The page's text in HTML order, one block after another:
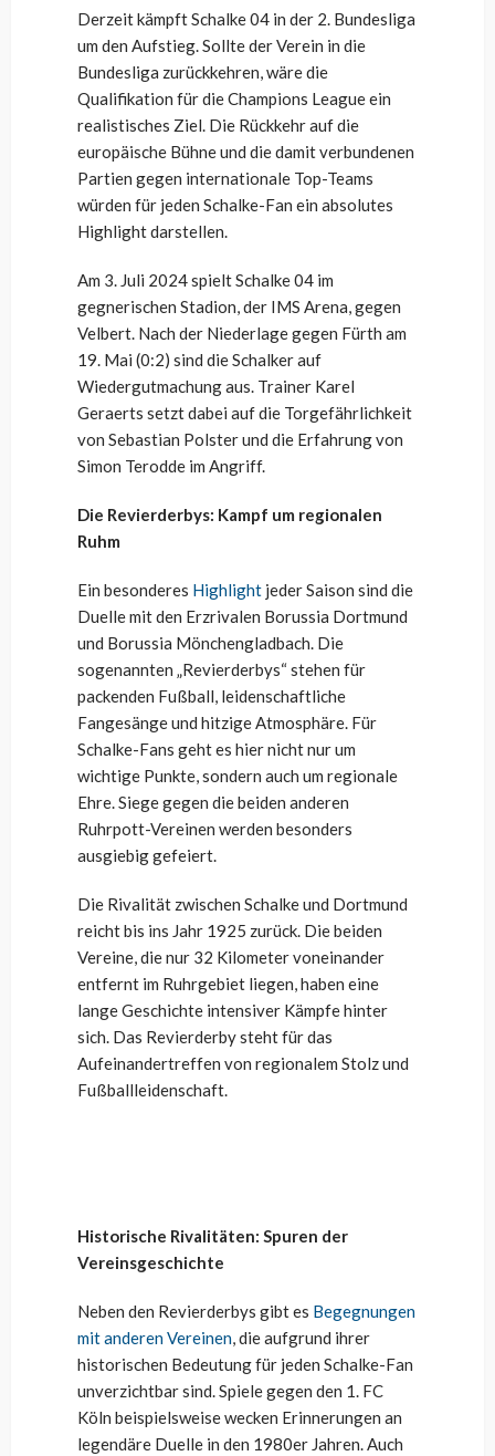
Derzeit kämpft Schalke 04 in der 2. Bundesliga
um den Aufstieg. Sollte der Verein in die
Bundesliga zurückkehren, wäre die
Qualifikation für die Champions League ein
realistisches Ziel. Die Rückkehr auf die
europäische Bühne und die damit verbundenen
Partien gegen internationale Top-Teams
würden für jeden Schalke-Fan ein absolutes
Highlight darstellen.
Am 3. Juli 2024 spielt Schalke 04 im
gegnerischen Stadion, der IMS Arena, gegen
Velbert. Nach der Niederlage gegen Fürth am
19. Mai (0:2) sind die Schalker auf
Wiedergutmachung aus. Trainer Karel
Geraerts setzt dabei auf die Torgefährlichkeit
von Sebastian Polster und die Erfahrung von
Simon Terodde im Angriff.
Die Revierderbys: Kampf um regionalen
Ruhm
Ein besonderes Highlight jeder Saison sind die
Duelle mit den Erzrivalen Borussia Dortmund
und Borussia Mönchengladbach. Die
sogenannten „Revierderbys“ stehen für
packenden Fußball, leidenschaftliche
Fangesänge und hitzige Atmosphäre. Für
Schalke-Fans geht es hier nicht nur um
wichtige Punkte, sondern auch um regionale
Ehre. Siege gegen die beiden anderen
Ruhrpott-Vereinen werden besonders
ausgiebig gefeiert.
Die Rivalität zwischen Schalke und Dortmund
reicht bis ins Jahr 1925 zurück. Die beiden
Vereine, die nur 32 Kilometer voneinander
entfernt im Ruhrgebiet liegen, haben eine
lange Geschichte intensiver Kämpfe hinter
sich. Das Revierderby steht für das
Aufeinandertreffen von regionalem Stolz und
Fußballleidenschaft.
Historische Rivalitäten: Spuren der
Vereinsgeschichte
Neben den Revierderbys gibt es Begegnungen
mit anderen Vereinen, die aufgrund ihrer
historischen Bedeutung für jeden Schalke-Fan
unverzichtbar sind. Spiele gegen den 1. FC
Köln beispielsweise wecken Erinnerungen an
legendäre Duelle in den 1980er Jahren. Auch